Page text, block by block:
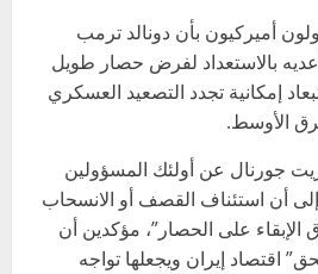
أميركيون بأن دونالد ترمب
بالاستعداد لفرض حصار طويل
إمكانية تجدد التصعيد العسكري
الأوسط.
جورنال عن أولئك المسؤولين
أن استئناف القصف أو الانسحاب
على الحصار”، مؤكدين أن
إيران ويجعلها تواجه